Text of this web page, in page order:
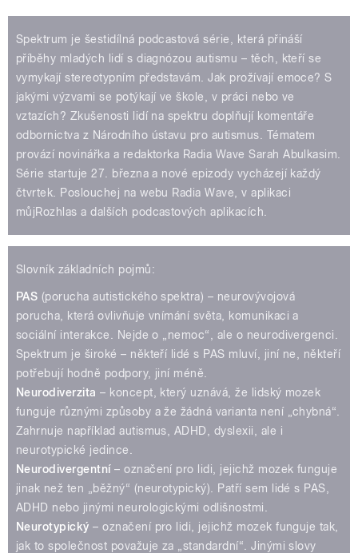
Spektrum je šestidílná podcastová série, která přináší
příběhy mladých lidí s diagnózou autismu – těch, kteří se
vymykají stereotypním představám. Jak prožívají emoce? S
jakými výzvami se potýkají ve škole, v práci nebo ve
vztazích? Zkušenosti lidí na spektru doplňují komentáře
odbornictva z Národního ústavu pro autismus. Tématem
provází novinářka a redaktorka Radia Wave Sarah Abulkasim.
Série startuje 27. března a nové epizody vycházejí každý
čtvrtek. Poslouchej na webu Radia Wave, v aplikaci
můjRozhlas a dalších podcastových aplikacích.
Slovník základních pojmů:
PAS (porucha autistického spektra) – neurovývojová
porucha, která ovlivňuje vnímání světa, komunikaci a
sociální interakce. Nejde o „nemoc“, ale o neurodivergenci.
Spektrum je široké – někteří lidé s PAS mluví, jiní ne, někteří
potřebují hodně podpory, jiní méně.
Neurodiverzita – koncept, který uznává, že lidský mozek
funguje různými způsoby a že žádná varianta není „chybná“.
Zahrnuje například autismus, ADHD, dyslexii, ale i
neurotypické jedince.
Neurodivergentní– označení pro lidi, jejichž mozek funguje
jinak než ten „běžný“ (neurotypický). Patří sem lidé s PAS,
ADHD nebo jinými neurologickými odlišnostmi.
Neurotypický – označení pro lidi, jejichž mozek funguje tak,
jak to společnost považuje za „standardní“. Jinými slovy